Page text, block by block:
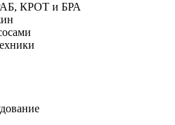
КРОТ и БРА